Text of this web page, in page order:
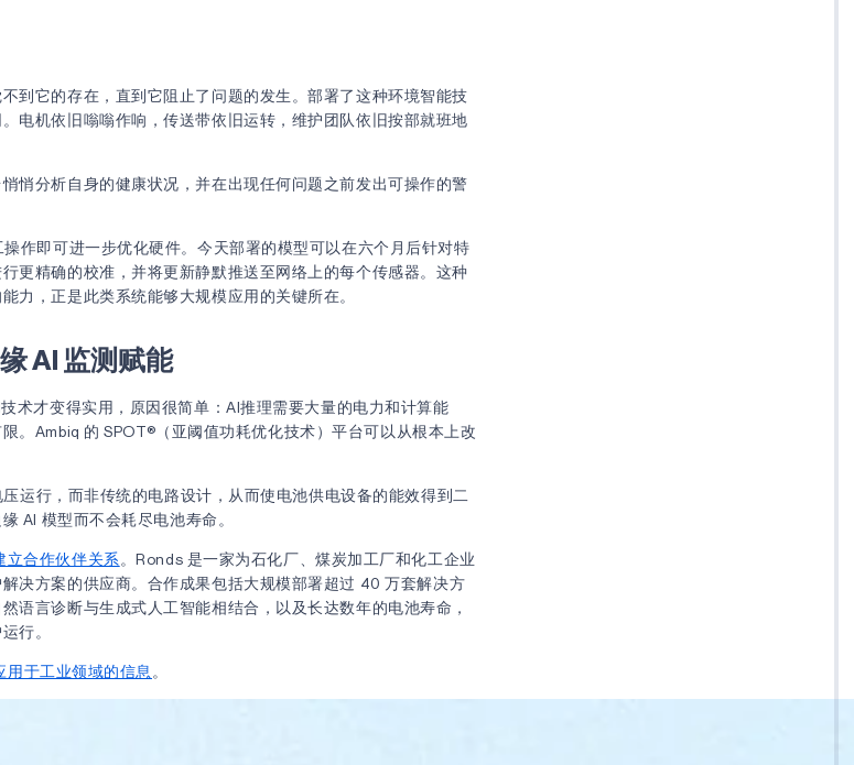
到它的存在，直到它阻止了问题的发生。部署了这种环境智能技
电机依旧嗡嗡作响，传送带依旧运转，维护团队依旧按部就班地
悄分析自身的健康状况，并在出现任何问题之前发出可操作的警
作即可进一步优化硬件。今天部署的模型可以在六个月后针对特
更精确的校准，并将更新静默推送至网络上的每个传感器。这种
力，正是此类系统能够大规模应用的关键所在。
AI 监测赋能
术才变得实用，原因很简单：AI推理需要大量的电力和计算能
。Ambiq 的 SPOT®（亚阈值功耗优化技术）平台可以从根本上改
运行，而非传统的电路设计，从而使电池供电设备的能效得到二
AI 模型而不会耗尽电池寿命。
立合作伙伴关系 。Ronds 是一家为石化厂、煤炭加工厂和化工企业
决方案的供应商。合作成果包括大规模部署超过 40 万套解决方
语言诊断与生成式人工智能相结合，以及长达数年的电池寿命，
行。
用于工业领域的信息 。